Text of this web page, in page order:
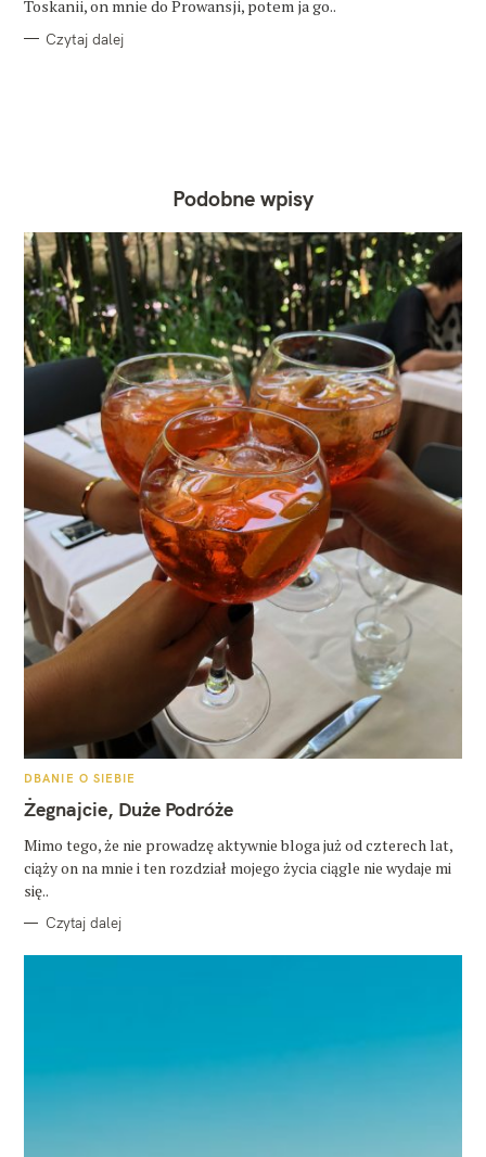
Toskanii, on mnie do Prowansji, potem ja go..
Czytaj dalej
Podobne wpisy
K
T
E
O
R
I
DBANIE O SIEBIE
Żegnajcie, Duże Podróże
Mimo tego, że nie prowadzę aktywnie bloga już od czterech lat,
ciąży on na mnie i ten rozdział mojego życia ciągle nie wydaje mi
się..
Czytaj dalej